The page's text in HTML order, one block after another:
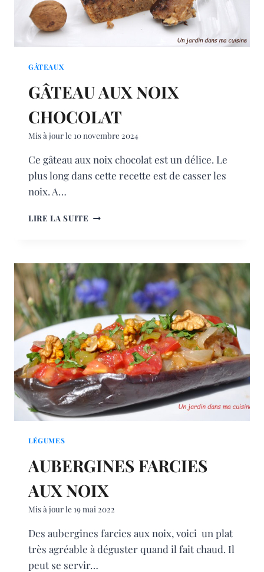
GÂTEAUX
GÂTEAU AUX NOIX
CHOCOLAT
Mis à jour le 10 novembre 2024
Ce gâteau aux noix chocolat est un délice. Le
plus long dans cette recette est de casser les
noix. A…
LIRE LA SUITE GÂTEAU
LÉGUMES
AUBERGINES FARCIES
AUX NOIX
Mis à jour le 19 mai 2022
Des aubergines farcies aux noix, voici un plat
très agréable à déguster quand il fait chaud. Il
peut se servir…